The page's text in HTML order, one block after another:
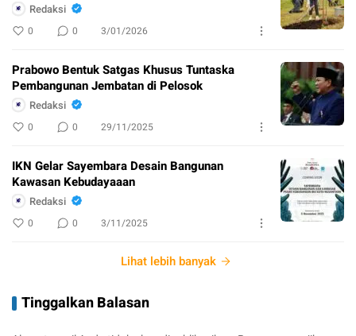
Redaksi
0 0 3/01/2026
Prabowo Bentuk Satgas Khusus Tuntaska
Pembangunan Jembatan di Pelosok
Redaksi
0 0 29/11/2025
IKN Gelar Sayembara Desain Bangunan
Kawasan Kebudayaaan
Redaksi
0 0 3/11/2025
Lihat lebih banyak
Tinggalkan Balasan